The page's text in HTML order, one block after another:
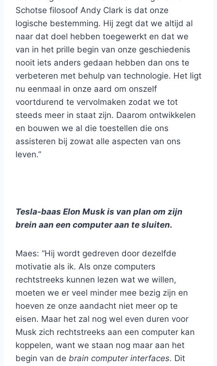
Schotse filosoof Andy Clark is dat onze
logische bestemming. Hij zegt dat we altijd al
naar dat doel hebben toegewerkt en dat we
van in het prille begin van onze geschiedenis
nooit iets anders gedaan hebben dan ons te
verbeteren met behulp van technologie. Het ligt
nu eenmaal in onze aard om onszelf
voortdurend te vervolmaken zodat we tot
steeds meer in staat zijn. Daarom ontwikkelen
en bouwen we al die toestellen die ons
assisteren bij zowat alle aspecten van ons
leven.”
Tesla-baas Elon Musk is van plan om zijn
brein aan een computer aan te sluiten.
Maes: “Hij wordt gedreven door dezelfde
motivatie als ik. Als onze computers
rechtstreeks kunnen lezen wat we willen,
moeten we er veel minder mee bezig zijn en
hoeven ze onze aandacht niet meer op te
eisen. Maar het zal nog wel even duren voor
Musk zich rechtstreeks aan een computer kan
koppelen, want we staan nog maar aan het
begin van de brain computer interfaces. Dit